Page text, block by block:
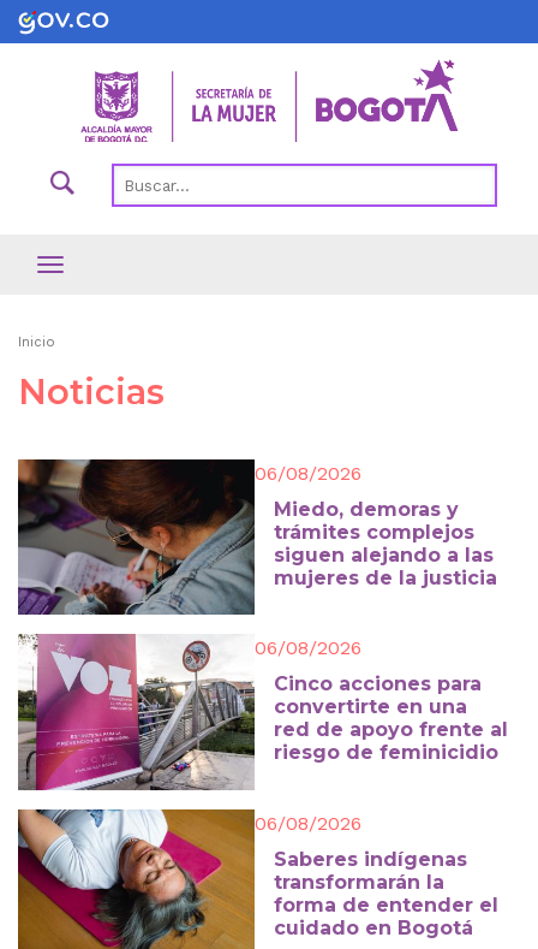
Pasar
al
Ruta
de
Inicio
Noticias
06/08/2026
Miedo, demoras y
trámites complejos
siguen alejando a las
mujeres de la justicia
06/08/2026
Cinco acciones para
convertirte en una
red de apoyo frente al
riesgo de feminicidio
06/08/2026
Saberes indígenas
transformarán la
forma de entender el
cuidado en Bogotá